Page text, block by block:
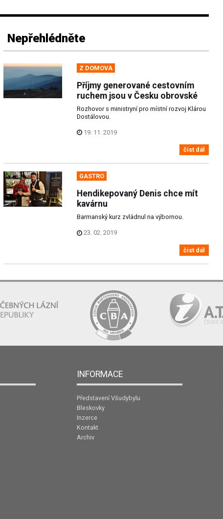
Nepřehlédněte
Z DOMOVA
Příjmy generované cestovním
ruchem jsou v Česku obrovské
Rozhovor s ministryní pro místní rozvoj Klárou
Dostálovou.
19. 11. 2019
číst dál
GASTRO
Hendikepovaný Denis chce mít
kavárnu
Barmanský kurz zvládnul na výbornou.
23. 02. 2019
číst dál
INFORMACE
Představení Všudybylu
Bleskovky
Inzerce
Kontakt
Archiv